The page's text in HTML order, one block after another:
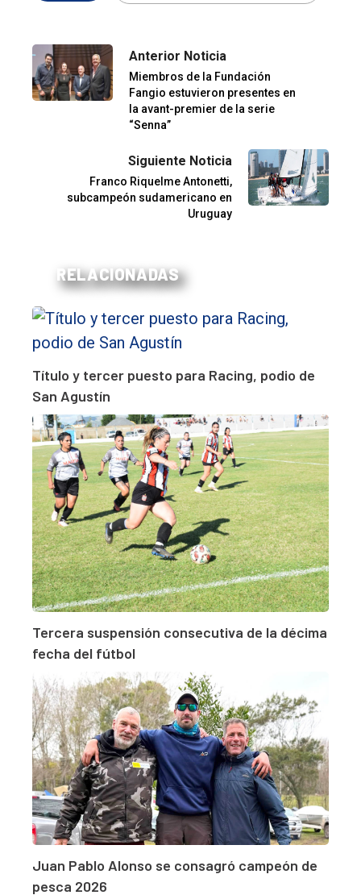
Anterior Noticia
Miembros de la Fundación
Fangio estuvieron presentes en
la avant-premier de la serie
“Senna”
Siguiente Noticia
Franco Riquelme Antonetti,
subcampeón sudamericano en
Uruguay
RELACIONADAS
Título y tercer puesto para Racing, podio de
San Agustín
Tercera suspensión consecutiva de la décima
fecha del fútbol
Juan Pablo Alonso se consagró campeón de
pesca 2026